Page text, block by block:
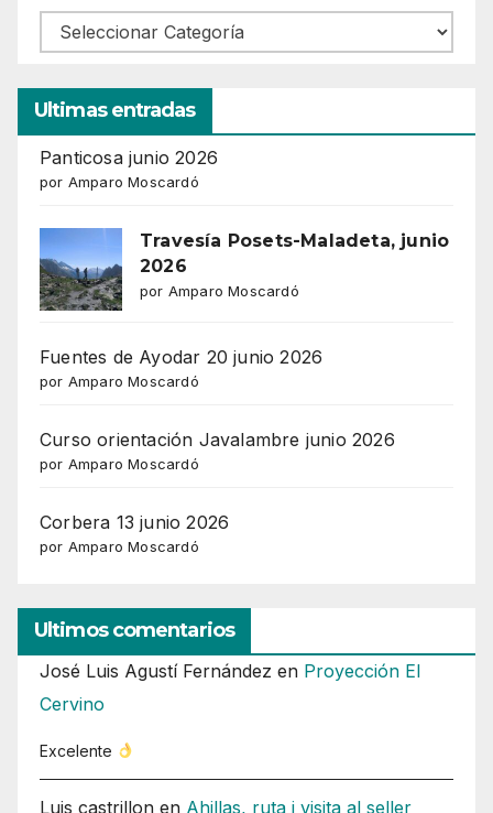
Ultimas entradas
Panticosa junio 2026
por Amparo Moscardó
Travesía Posets-Maladeta, junio
2026
por Amparo Moscardó
Fuentes de Ayodar 20 junio 2026
por Amparo Moscardó
Curso orientación Javalambre junio 2026
por Amparo Moscardó
Corbera 13 junio 2026
por Amparo Moscardó
Ultimos comentarios
José Luis Agustí Fernández en Proyección El
Cervino
Excelente
Luis castrillon en Ahillas, ruta i visita al seller